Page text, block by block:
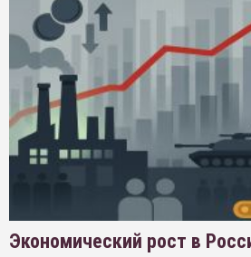
Экономический рост в